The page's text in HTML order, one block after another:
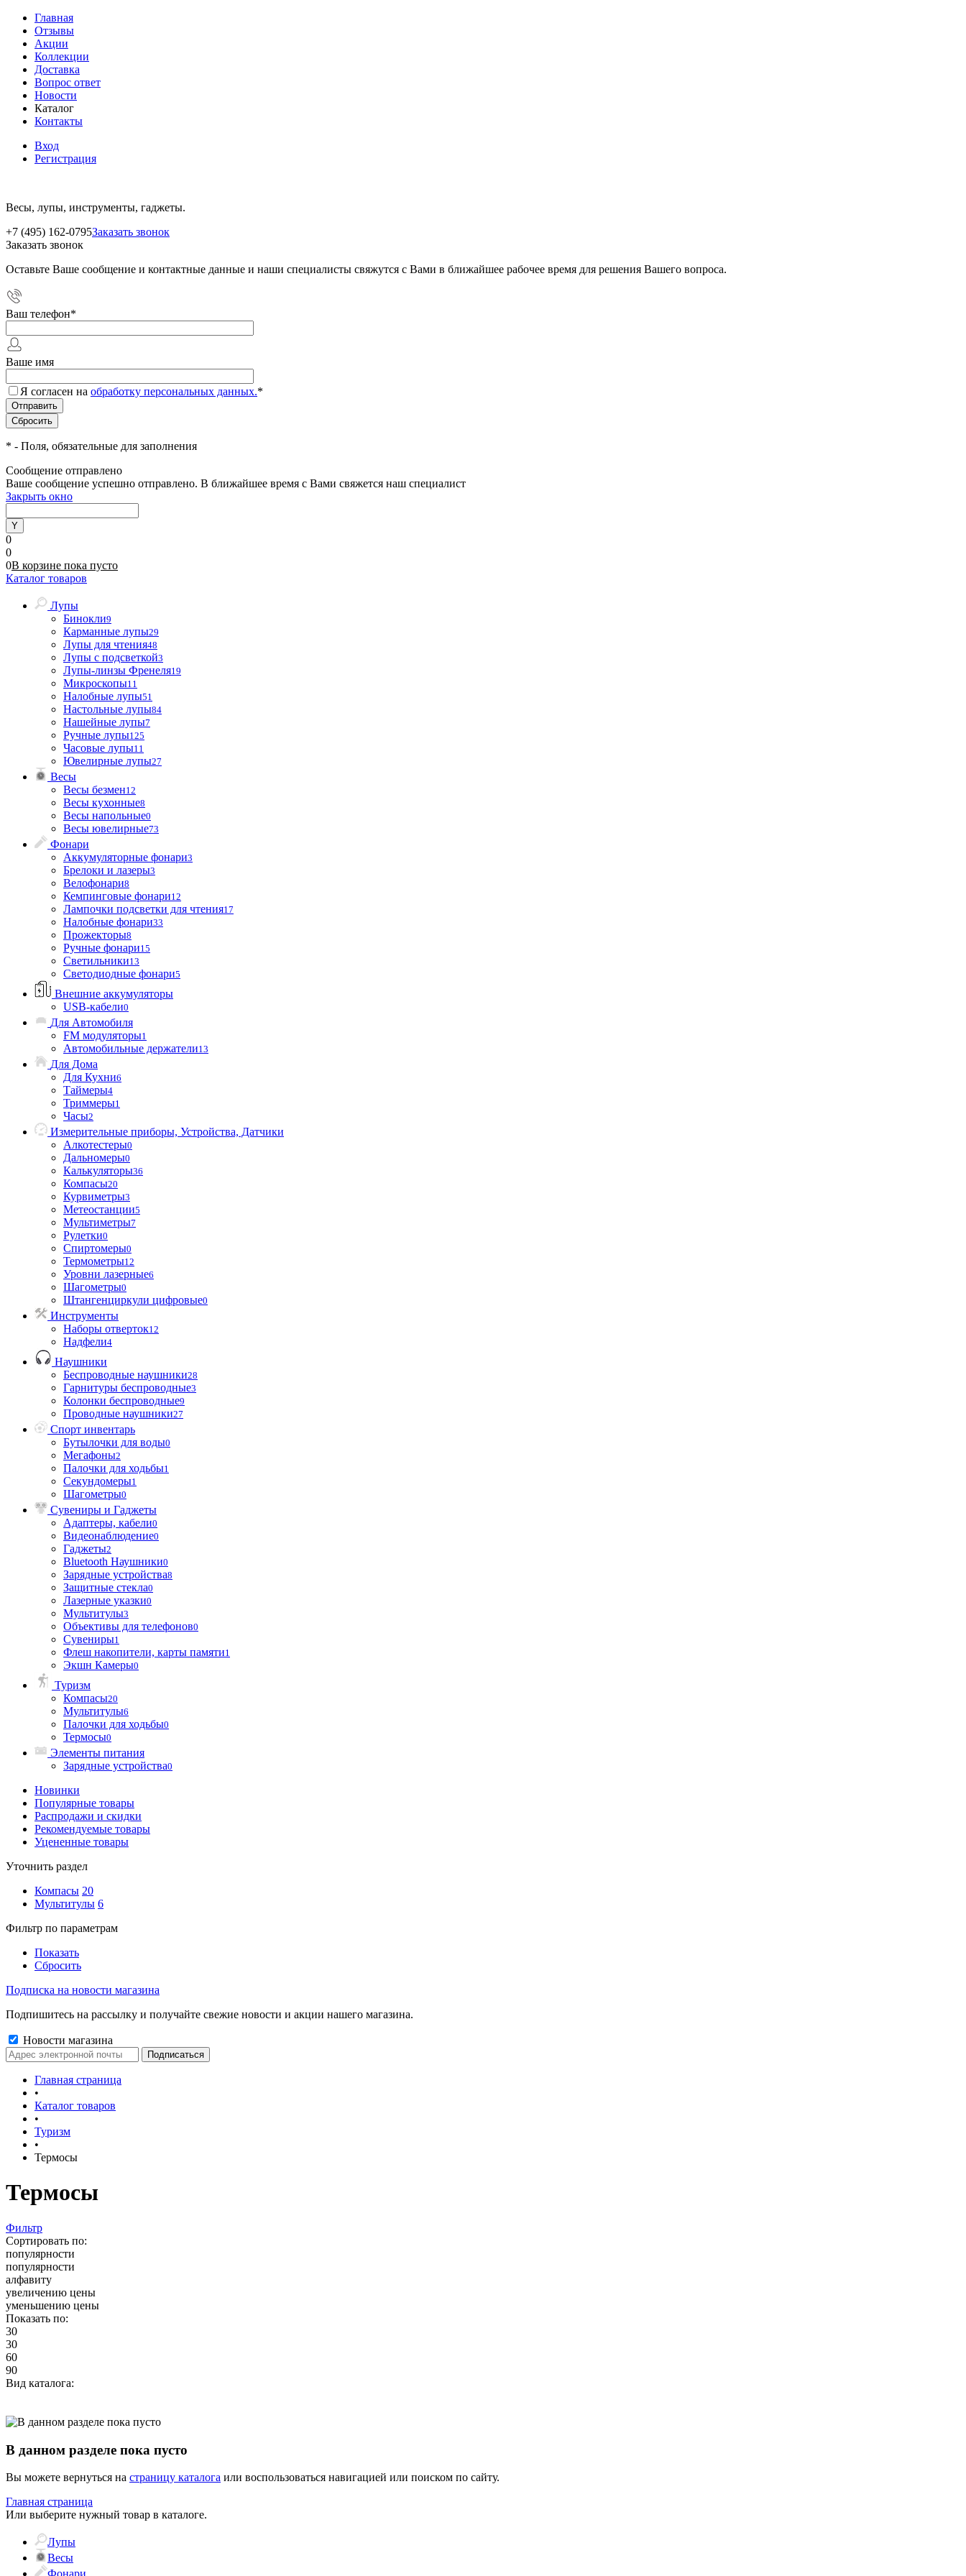
Главная
Отзывы
Акции
Коллекции
Доставка
Вопрос ответ
Новости
Каталог
Контакты
Вход
Регистрация
Весы, лупы, инструменты, гаджеты.
+7 (495) 162-0795Заказать звонок
Заказать звонок
Оставьте Ваше сообщение и контактные данные и наши специалисты свяжутся с Вами в ближайшее рабочее время для решения Вашего вопроса.
Ваш телефон*
Ваше имя
Я согласен на обработку персональных данных.*
* - Поля, обязательные для заполнения
Сообщение отправлено
Ваше сообщение успешно отправлено. В ближайшее время с Вами свяжется наш специалист
Закрыть окно
0
0
0В корзине пока пусто
Каталог товаров
Лупы
Бинокли9
Карманные лупы29
Лупы для чтения48
Лупы с подсветкой3
Лупы-линзы Френеля19
Микроскопы11
Налобные лупы51
Настольные лупы84
Нашейные лупы7
Ручные лупы125
Часовые лупы11
Ювелирные лупы27
Весы
Весы безмен12
Весы кухонные8
Весы напольные0
Весы ювелирные73
Фонари
Аккумуляторные фонари3
Брелоки и лазеры3
Велофонари8
Кемпинговые фонари12
Лампочки подсветки для чтения17
Налобные фонари33
Прожекторы8
Ручные фонари15
Светильники13
Светодиодные фонари5
Внешние аккумуляторы
USB-кабели0
Для Автомобиля
FM модуляторы1
Автомобильные держатели13
Для Дома
Для Кухни6
Таймеры4
Триммеры1
Часы2
Измерительные приборы, Устройства, Датчики
Алкотестеры0
Дальномеры0
Калькуляторы36
Компасы20
Курвиметры3
Метеостанции5
Мультиметры7
Рулетки0
Спиртомеры0
Термометры12
Уровни лазерные6
Шагометры0
Штангенциркули цифровые0
Инструменты
Наборы отверток12
Надфели4
Наушники
Беспроводные наушники28
Гарнитуры беспроводные3
Колонки беспроводные9
Проводные наушники27
Спорт инвентарь
Бутылочки для воды0
Мегафоны2
Палочки для ходьбы1
Секундомеры1
Шагометры0
Сувениры и Гаджеты
Адаптеры, кабели0
Видеонаблюдение0
Гаджеты2
Bluetooth Наушники0
Зарядные устройства8
Защитные стекла0
Лазерные указки0
Мультитулы3
Объективы для телефонов0
Сувениры1
Флеш накопители, карты памяти1
Экшн Камеры0
Туризм
Компасы20
Мультитулы6
Палочки для ходьбы0
Термосы0
Элементы питания
Зарядные устройства0
Новинки
Популярные товары
Распродажи и скидки
Рекомендуемые товары
Уцененные товары
Уточнить раздел
Компасы 20
Мультитулы 6
Фильтр по параметрам
Показать
Сбросить
Подписка на новости магазина
Подпишитесь на рассылку и получайте свежие новости и акции нашего магазина.
Новости магазина
Главная страница
•
Каталог товаров
•
Туризм
•
Термосы
Термосы
Фильтр
Сортировать по:
популярности
популярности
алфавиту
увеличению цены
уменьшению цены
Показать по:
30
30
60
90
Вид каталога:
В данном разделе пока пусто
Вы можете вернуться на страницу каталога или воспользоваться навигацией или поиском по сайту.
Главная страница
Или выберите нужный товар в каталоге.
Лупы
Весы